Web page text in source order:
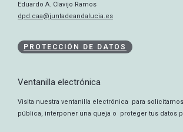
Eduardo A. Clavijo Ramos
dpd.caa@juntadeandalucia.es
PROTECCIÓN DE DATOS
Ventanilla electrónica
Visita nuestra ventanilla electrónica para
pública, interponer una queja o proteger tus datos